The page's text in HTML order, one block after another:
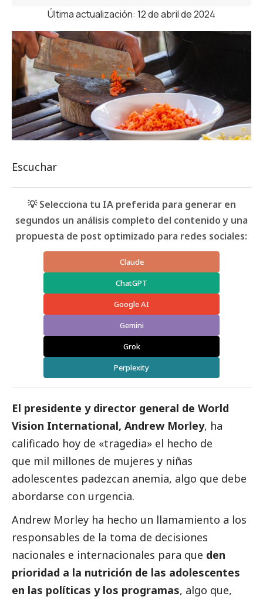
Última actualización: 12 de abril de 2024
Escuchar
💡 Selecciona tu IA preferida para generar en
segundos un análisis completo del contenido y una
propuesta de post optimizado para redes sociales:
Claude
ChatGPT
Google AI
Gemini
Grok
Perplexity
El presidente y director general de World
Vision International, Andrew Morley, ha
calificado hoy de «tragedia» el hecho de
que mil millones de mujeres y niñas
adolescentes padezcan anemia, algo que debe
abordarse con urgencia.
Andrew Morley ha hecho un llamamiento a los
responsables de la toma de decisiones
nacionales e internacionales para que den
prioridad a la nutrición de las adolescentes
en las políticas y los programas, algo que,